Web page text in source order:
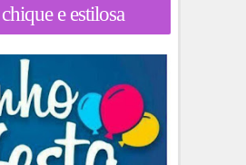
e estilosa